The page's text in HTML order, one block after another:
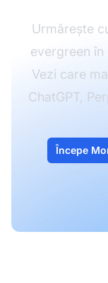
Urmărește
evergreen în
Vezi care
ChatGPT,
Începe